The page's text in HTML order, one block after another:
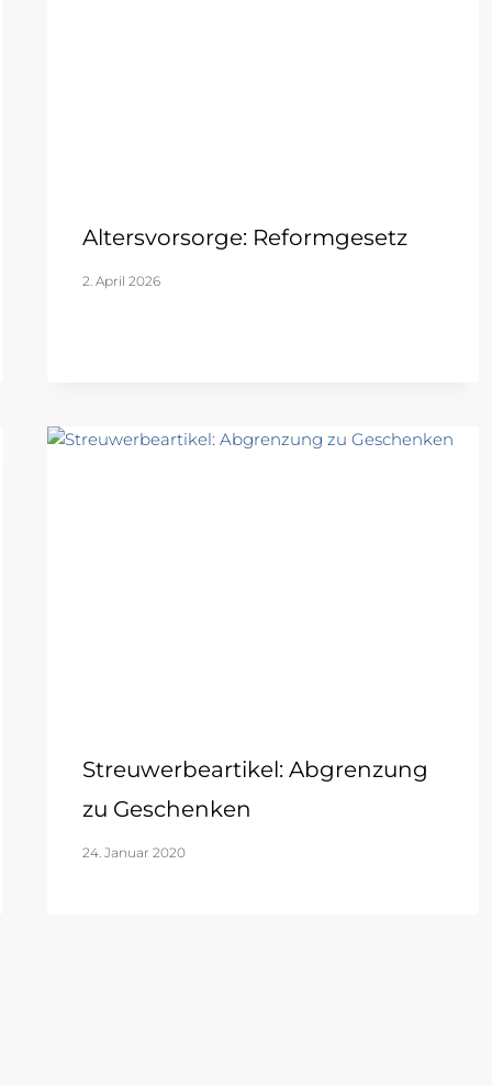
Altersvorsorge: Reformgesetz
2. April 2026
Streuwerbeartikel: Abgrenzung
zu Geschenken
24. Januar 2020